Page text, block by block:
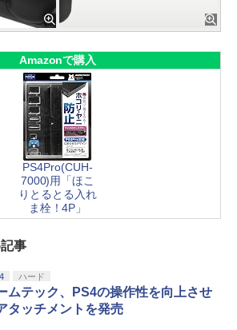
Amazonで購入
PS4Pro(CUH-
7000)用「ほこ
りとるとる入れ
ま栓！4P」
事
ハード
ムテック、PS4の操作性を向上させ
タッチメントを発売